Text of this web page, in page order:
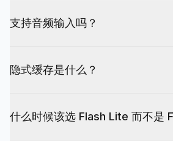
Token，最多 65,536 个输出 Token。
支持音频输入吗？
隐式缓存是什么？
重复 Token 成本。这对重复 Prompt
什么时候该选 Flash Lite 而不是